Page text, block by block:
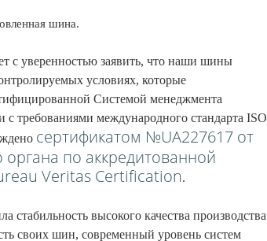
шина.
с уверенностью заявить, что наши шины
условиях, которые
Системой менеджмента
с требованиями международного стандарта ISO
сертификатом №UA227617 от
по аккредитованной
Veritas Certification.
стабильность высокого качества производства
своих шин, современный уровень систем